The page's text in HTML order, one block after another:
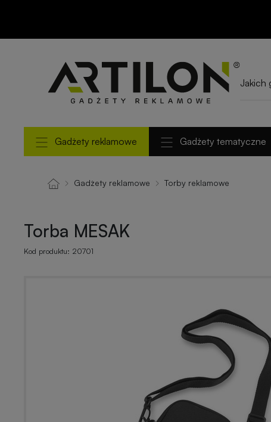
Torba MESAK
Gadżety reklamowe Gadżety tematyczne
Gadżety reklamowe Torby reklamowe
Torba MESAK
Kod produktu: 20701